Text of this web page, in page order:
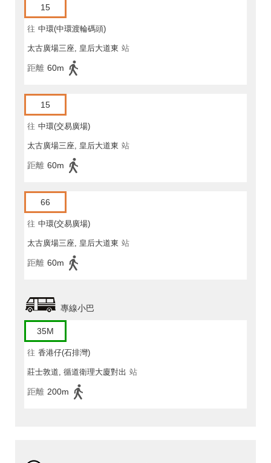
15
往 中環(中環渡輪碼頭)
太古廣場三座, 皇后大道東 站
距離 60m
15
往 中環(交易廣場)
太古廣場三座, 皇后大道東 站
距離 60m
66
往 中環(交易廣場)
太古廣場三座, 皇后大道東 站
距離 60m
專線小巴
35M
往 香港仔(石排灣)
莊士敦道, 循道衛理大廈對出 站
距離 200m